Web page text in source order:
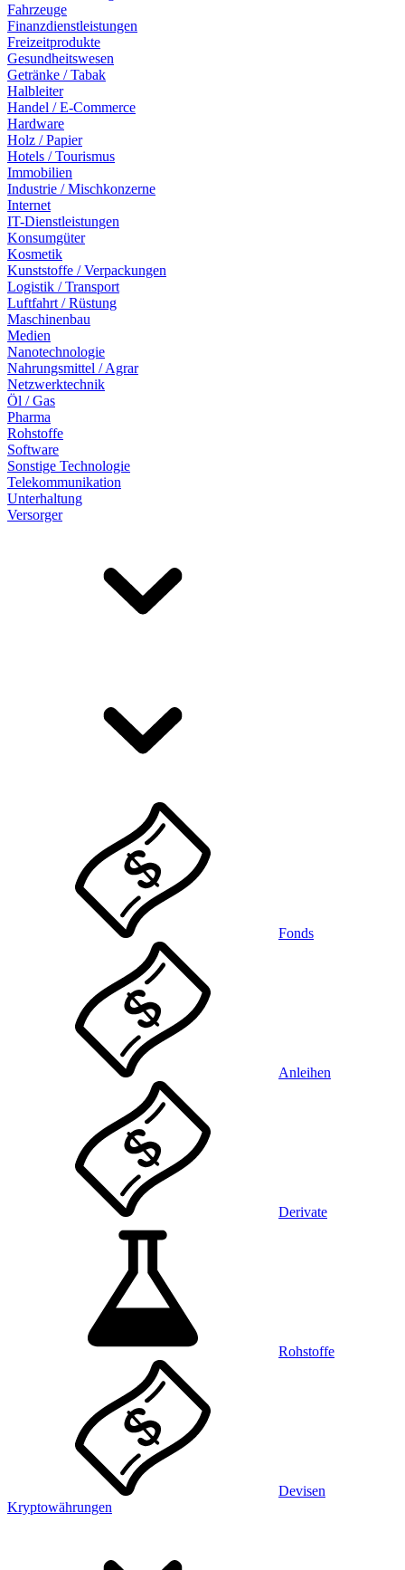
Fahrzeuge
Finanzdienstleistungen
Freizeitprodukte
Gesundheitswesen
Getränke / Tabak
Halbleiter
Handel / E-Commerce
Hardware
Holz / Papier
Hotels / Tourismus
Immobilien
Industrie / Mischkonzerne
Internet
IT-Dienstleistungen
Konsumgüter
Kosmetik
Kunststoffe / Verpackungen
Logistik / Transport
Luftfahrt / Rüstung
Maschinenbau
Medien
Nanotechnologie
Nahrungsmittel / Agrar
Netzwerktechnik
Öl / Gas
Pharma
Rohstoffe
Software
Sonstige Technologie
Telekommunikation
Unterhaltung
Versorger
Fonds
Anleihen
Derivate
Rohstoffe
Devisen
Kryptowährungen